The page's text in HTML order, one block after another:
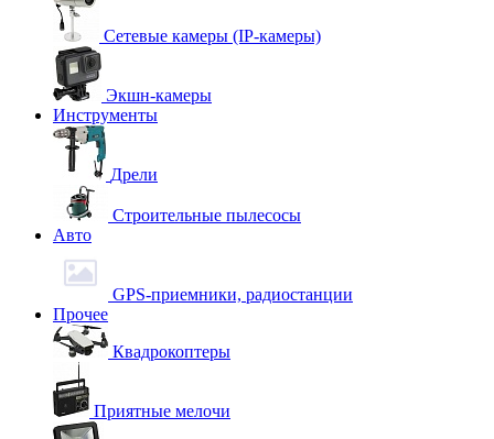
Сетевые камеры (IP-камеры)
Экшн-камеры
Инструменты
Дрели
Строительные пылесосы
Авто
GPS-приемники, радиостанции
Прочее
Квадрокоптеры
Приятные мелочи